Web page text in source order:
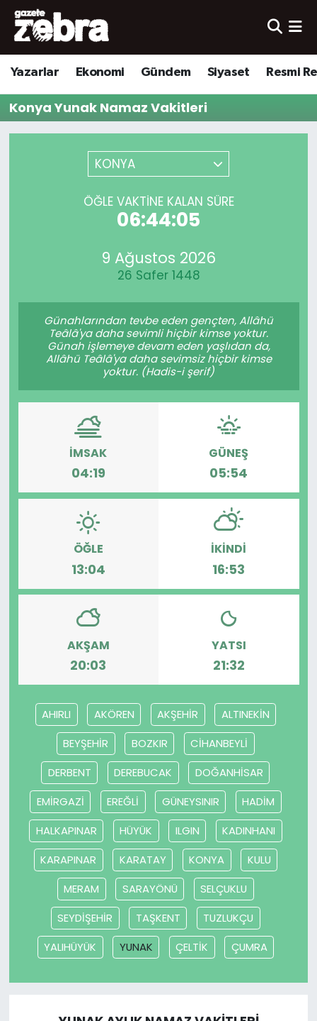
Yazarlar Ekonomi Gündem Siyaset Resmi
Konya Yunak Namaz Vakitleri
KONYA
ÖĞLE VAKTINE KALAN SÜRE
06:44:05
9 Ağustos 2026
26 Safer 1448
Günahlarından tevbe eden gençten, Allâhü
Teâlâ'ya daha sevimli hiçbir kimse yoktur.
Günah işlemeye devam eden yaşlıdan da,
Allâhü Teâlâ'ya daha sevimsiz hiçbir kimse
yoktur. (Hadis-i şerif)
İMSAK
04:19
GÜNEŞ
05:54
ÖĞLE
13:04
İKINDI
16:53
AKŞAM
20:03
YATSI
21:32
AHIRLI AKÖREN AKŞEHİR
ALTINEKİN
BEYŞEHİR
BOZKIR
CİHANBEYLİ
DERBENT
DEREBUCAK
DOĞANHİSAR
EMİRGAZİ
EREĞLİ GÜNEYSINIR
HADİM
HALKAPINAR
HÜYÜK ILGIN
KADINHANI
KARAPINAR
KARATAY KONYA
KULU
MERAM
SARAYÖNÜ
SELÇUKLU
SEYDİŞEHİR
TAŞKENT
TUZLUKÇU
YALIHÜYÜK
YUNAK ÇELTİK ÇUMRA
Yazarlar
Ekonomi
Kültür-Sanat
Nöbetçi Eczaneler
Hava Durumu
Trafik Durumu
Süper Lig Puan Durumu ve Fikstür
Tüm Manşetler